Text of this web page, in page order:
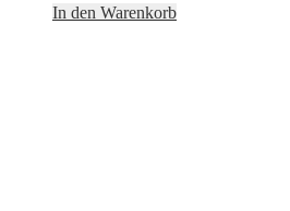
In den Warenkorb